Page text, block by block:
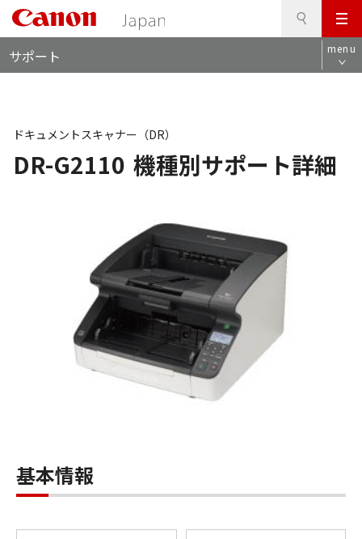
メ
ニ
ュ
サポート menu
DR-G2110 機種別サポート詳細
ドキュメントスキャナー（DR）
基本情報